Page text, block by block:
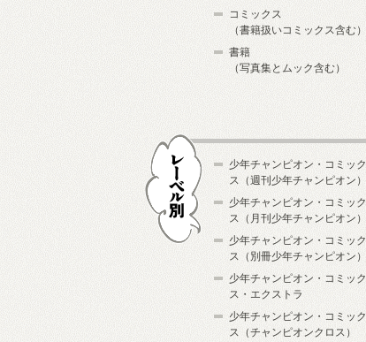
コミックス
（書籍扱いコミックス含む）
書籍
（写真集とムック含む）
少年チャンピオン・コミック
ス（週刊少年チャンピオン）
少年チャンピオン・コミック
ス（月刊少年チャンピオン）
少年チャンピオン・コミック
ス（別冊少年チャンピオン）
少年チャンピオン・コミック
ス・エクストラ
少年チャンピオン・コミック
ス（チャンピオンクロス）